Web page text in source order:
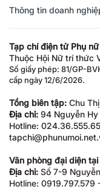
Thông tin doanh
Tạp chí điện tử Phụ
Thuộc Hội Nữ trí thức
Số giấy phép: 81/GP-
cấp ngày 12/6/2026.
Tổng biên tập: Chu
Địa chỉ: 94 Nguyễn
Hotline:
Văn phòng đại diện
Địa chỉ: Số 7-9
Hotline: 0919.797.579